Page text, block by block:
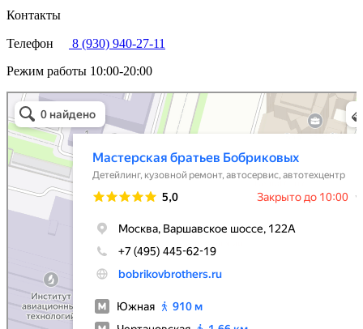
Контакты
Телефон
8 (930) 940-27-11
Режим работы 10:00-20:00
Мастерская братьев Бобриковых
Автосервис, автотехцентр в Москве
Детейлинг в Москве